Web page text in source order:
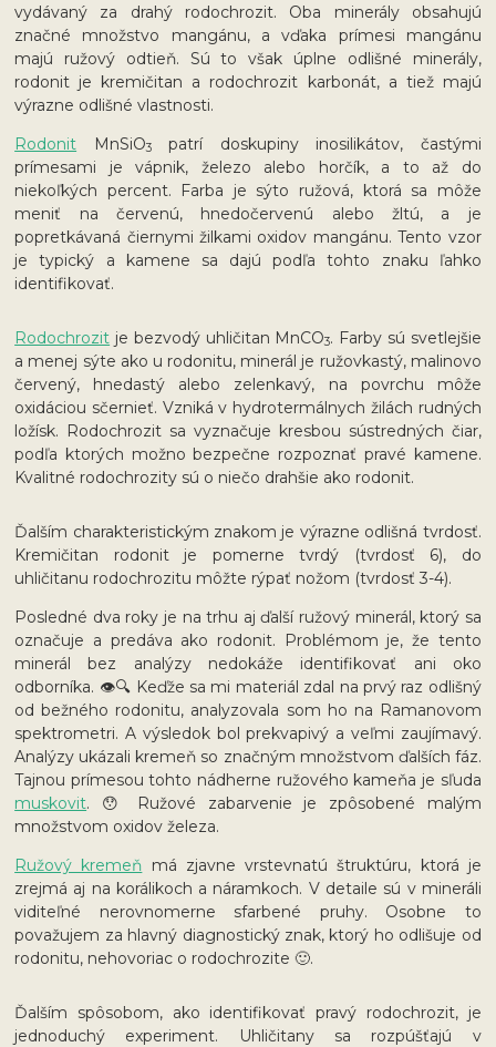
vydávaný za drahý rodochrozit. Oba minerály obsahujú
značné množstvo mangánu, a vďaka prímesi mangánu
majú ružový odtieň. Sú to však úplne odlišné minerály,
rodonit je kremičitan a rodochrozit karbonát, a tiež majú
výrazne odlišné vlastnosti.
Rodonit MnSiO3patrí doskupiny inosilikátov, častými
prímesami je vápnik, železo alebo horčík, a to až do
niekoľkých percent. Farba je sýto ružová, ktorá sa môže
meniť na červenú, hnedočervenú alebo žltú, a je
popretkávaná čiernymi žilkami oxidov mangánu. Tento vzor
je typický a kamene sa dajú podľa tohto znaku ľahko
identifikovať.
Rodochrozit je bezvodý uhličitan MnCO3. Farby sú svetlejšie
a menej sýte ako u rodonitu, minerál je ružovkastý, malinovo
červený, hnedastý alebo zelenkavý, na povrchu môže
oxidáciou sčernieť. Vzniká v hydrotermálnych žilách rudných
ložísk. Rodochrozit sa vyznačuje kresbou sústredných čiar,
podľa ktorých možno bezpečne rozpoznať pravé kamene.
Kvalitné rodochrozity sú o niečo drahšie ako rodonit.
Ďalším charakteristickým znakom je výrazne odlišná tvrdosť.
Kremičitan rodonit je pomerne tvrdý (tvrdosť 6), do
uhličitanu rodochrozitu môžte rýpať nožom (tvrdosť 3-4).
Posledné dva roky je na trhu aj ďalší ružový minerál, ktorý sa
označuje a predáva ako rodonit. Problémom je, že tento
minerál bez analýzy nedokáže identifikovať ani oko
odborníka. 👁🔍 Keďže sa mi materiál zdal na prvý raz odlišný
od bežného rodonitu, analyzovala som ho na Ramanovom
spektrometri. A výsledok bol prekvapivý a veľmi zaujímavý.
Analýzy ukázali kremeň so značným množstvom ďalších fáz.
Tajnou prímesou tohto nádherne ružového kameňa je sľuda
muskovit. 😯 Ružové zabarvenie je zpôsobené malým
množstvom oxidov železa.
Ružový kremeň má zjavne vrstevnatú štruktúru, ktorá je
zrejmá aj na korálikoch a náramkoch. V detaile sú v mineráli
viditeľné nerovnomerne sfarbené pruhy. Osobne to
považujem za hlavný diagnostický znak, ktorý ho odlišuje od
rodonitu, nehovoriac o rodochrozite 🙂.
Ďalším spôsobom, ako identifikovať pravý rodochrozit, je
jednoduchý experiment. Uhličitany sa rozpúšťajú v